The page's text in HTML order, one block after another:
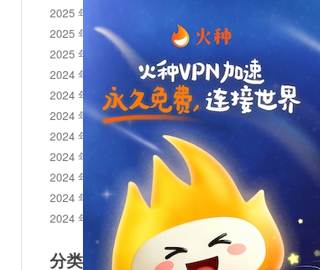
2025 年 11 月
2025 年 10 月
2025 年 1 月
2024 年 12 月
2024 年 11 月
2024 年 10 月
2024 年 9 月
2024 年 8 月
2024 年 7 月
2024 年 6 月
2024 年 5 月
分类目录